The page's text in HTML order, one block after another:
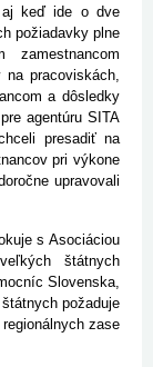
aj keď ide o dve
požiadavky plne
pracoviskách,
a dôsledky
agentúru SITA
presadiť na
pri výkone
upravovali
s Asociáciou
štátnych
Slovenska,
požaduje
zase